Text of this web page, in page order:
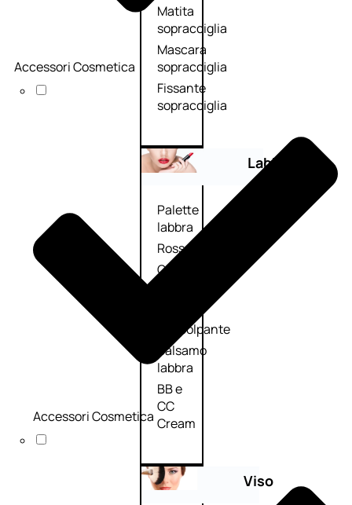
Matita
sopracciglia
Mascara
sopracciglia
Fissante
sopracciglia
Labbra
Palette
labbra
Rossetto
Gloss
Rimpolpante
Balsamo
labbra
BB e
CC
Cream
Viso
Accessori Cosmetica
Accessori Cosmetica